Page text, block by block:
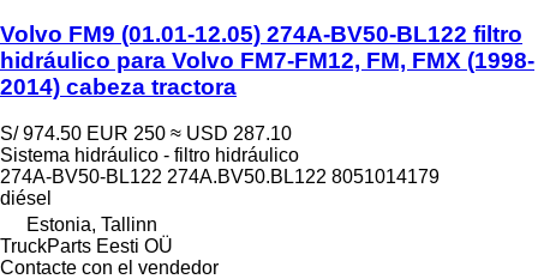
Volvo FM9 (01.01-12.05) 274A-BV50-BL122 filtro
hidráulico para Volvo FM7-FM12, FM, FMX (1998-
2014) cabeza tractora
S/ 974.50 EUR 250 ≈ USD 287.10
Sistema hidráulico - filtro hidráulico
274A-BV50-BL122 274A.BV50.BL122 8051014179
diésel
Estonia, Tallinn
TruckParts Eesti OÜ
Contacte con el vendedor